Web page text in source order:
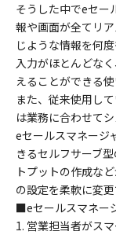
そうした中でeセー
報や画面が全てリ
じような情報を何
入力がほとんどな
えることができる
また、従来使用し
は業務に合わせて
eセールスマネージ
きるセルフサーブ
トプットの作成な
の設定を柔軟に変
■eセールスマネー
1. 営業担当者がス